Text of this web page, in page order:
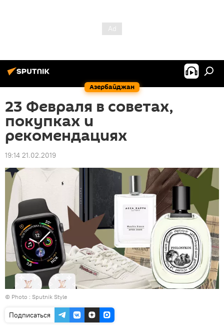
Азербайджан
23 Февраля в советах,
покупках и
рекомендациях
19:14 21.02.2019
© Photo : Sputnik Style
Подписаться